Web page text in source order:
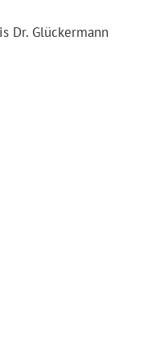
Dr. Glückermann